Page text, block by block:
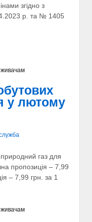
згідно з
р. та № 1405
у лютому
газ для
пропозиція – 7,99
– 7,99 грн. за 1